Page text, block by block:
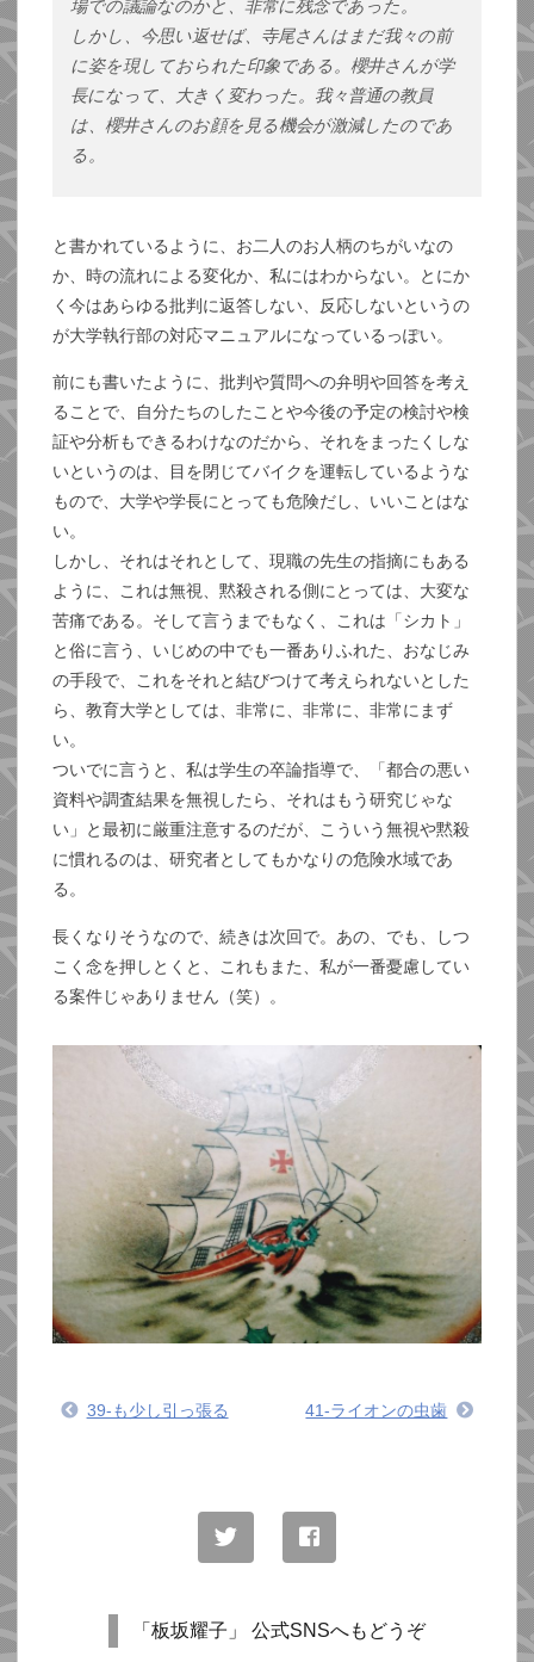
場での議論なのかと、非常に残念であった。
しかし、今思い返せば、寺尾さんはまだ我々の前
に姿を現しておられた印象である。櫻井さんが学
長になって、大きく変わった。我々普通の教員
は、櫻井さんのお顔を見る機会が激減したのであ
る。
と書かれているように、お二人のお人柄のちがいなの
か、時の流れによる変化か、私にはわからない。とにか
く今はあらゆる批判に返答しない、反応しないというの
が大学執行部の対応マニュアルになっているっぽい。
前にも書いたように、批判や質問への弁明や回答を考え
ることで、自分たちのしたことや今後の予定の検討や検
証や分析もできるわけなのだから、それをまったくしな
いというのは、目を閉じてバイクを運転しているような
もので、大学や学長にとっても危険だし、いいことはな
い。
しかし、それはそれとして、現職の先生の指摘にもある
ように、これは無視、黙殺される側にとっては、大変な
苦痛である。そして言うまでもなく、これは「シカト」
と俗に言う、いじめの中でも一番ありふれた、おなじみ
の手段で、これをそれと結びつけて考えられないとした
ら、教育大学としては、非常に、非常に、非常にまず
い。
ついでに言うと、私は学生の卒論指導で、「都合の悪い
資料や調査結果を無視したら、それはもう研究じゃな
い」と最初に厳重注意するのだが、こういう無視や黙殺
に慣れるのは、研究者としてもかなりの危険水域であ
る。
長くなりそうなので、続きは次回で。あの、でも、しつ
こく念を押しとくと、これもまた、私が一番憂慮してい
る案件じゃありません（笑）。
39-も少し引っ張る 41-ライオンの虫歯
「板坂耀子」 公式SNSへもどうぞ